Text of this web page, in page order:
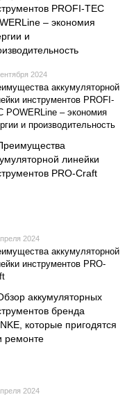
2024
аккумуляторной
инструментов PROFI-
POWERLine – экономия
и производительность
2024
аккумуляторной
инструментов PRO-
2024